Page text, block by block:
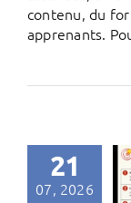
contenu, du
apprenants.
21
07, 2026